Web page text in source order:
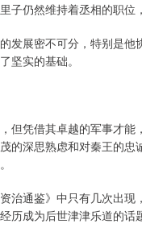
子仍然维持着丞相的职位
发展密不可分，特别是
坚实的基础。
但凭借其卓越的军事才
的深思熟虑和对秦王的
治通鉴》中只有几次出
历成为后世津津乐道的话